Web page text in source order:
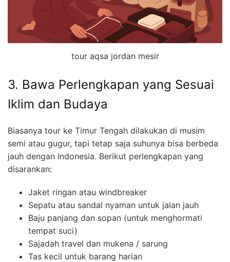
tour aqsa jordan mesir
3. Bawa Perlengkapan yang Sesuai
Iklim dan Budaya
Biasanya tour ke Timur Tengah dilakukan di musim
semi atau gugur, tapi tetap saja suhunya bisa berbeda
jauh dengan Indonesia. Berikut perlengkapan yang
disarankan:
Jaket ringan atau windbreaker
Sepatu atau sandal nyaman untuk jalan jauh
Baju panjang dan sopan (untuk menghormati
tempat suci)
Sajadah travel dan mukena / sarung
Tas kecil untuk barang harian